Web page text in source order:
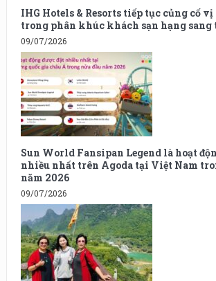
IHG Hotels & Resorts tiếp tục củng cố vị
trong phân khúc khách sạn hạng sang
09/07/2026
Sun World Fansipan Legend là hoạt
nhiều nhất trên Agoda tại Việt Nam
năm 2026
09/07/2026